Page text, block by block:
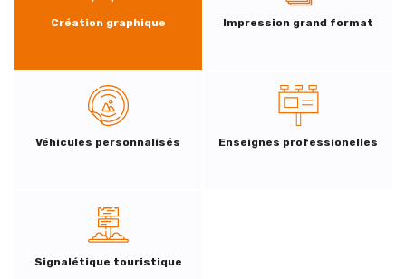
Création graphique Impression grand format
Véhicules personnalisés Enseignes professionelles
Signalétique touristique